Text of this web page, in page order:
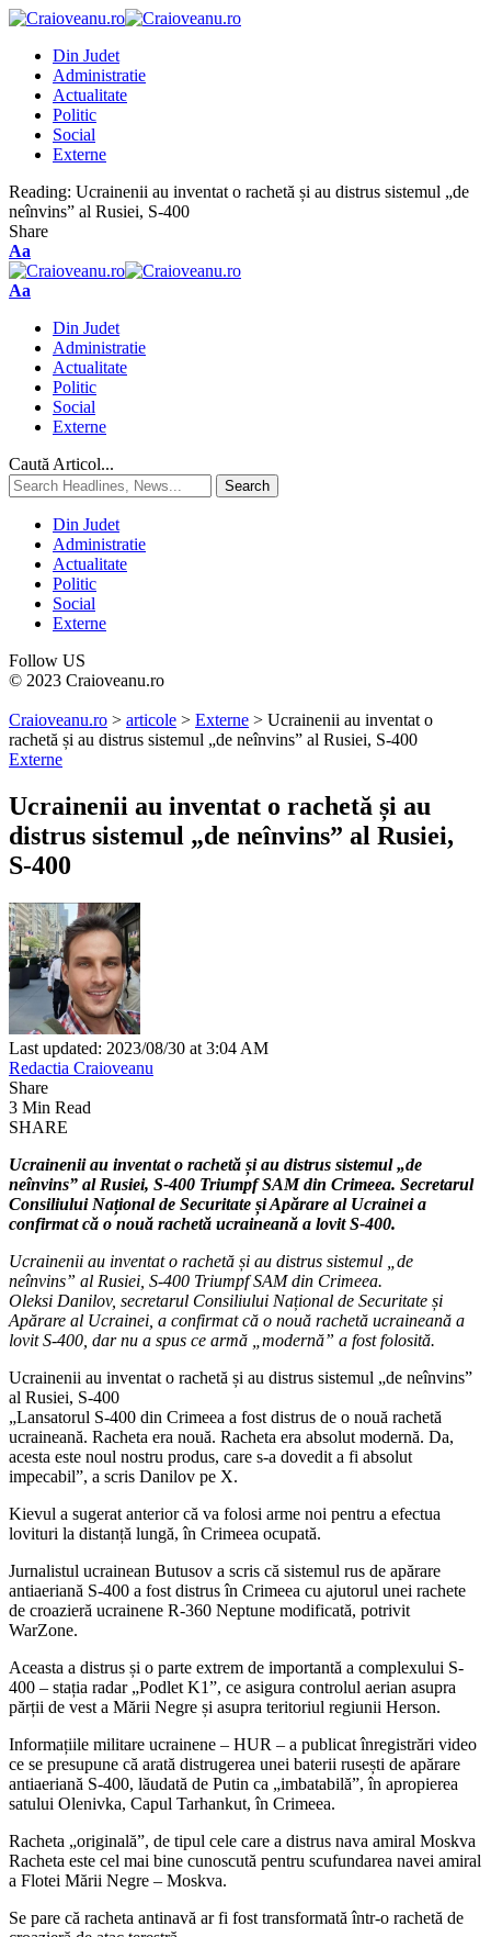
Din Judet
Administratie
Actualitate
Politic
Social
Externe
Reading: Ucrainenii au inventat o rachetă și au distrus sistemul „de
neînvins” al Rusiei, S-400
Share
Aa
Aa
Din Judet
Administratie
Actualitate
Politic
Social
Externe
Caută Articol...
Din Judet
Administratie
Actualitate
Politic
Social
Externe
Follow US
© 2023 Craioveanu.ro
Craioveanu.ro > articole > Externe > Ucrainenii au inventat o
rachetă și au distrus sistemul „de neînvins” al Rusiei, S-400
Externe
Ucrainenii au inventat o rachetă și au
distrus sistemul „de neînvins” al Rusiei,
S-400
Last updated: 2023/08/30 at 3:04 AM
Redactia Craioveanu
Share
3 Min Read
SHARE
Ucrainenii au inventat o rachetă și au distrus sistemul „de
neînvins” al Rusiei, S-400 Triumpf SAM din Crimeea. Secretarul
Consiliului Național de Securitate și Apărare al Ucrainei a
confirmat că o nouă rachetă ucraineană a lovit S-400.
Ucrainenii au inventat o rachetă și au distrus sistemul „de
neînvins” al Rusiei, S-400 Triumpf SAM din Crimeea.
Oleksi Danilov, secretarul Consiliului Național de Securitate și
Apărare al Ucrainei, a confirmat că o nouă rachetă ucraineană a
lovit S-400, dar nu a spus ce armă „modernă” a fost folosită.
Ucrainenii au inventat o rachetă și au distrus sistemul „de neînvins”
al Rusiei, S-400
„Lansatorul S-400 din Crimeea a fost distrus de o nouă rachetă
ucraineană. Racheta era nouă. Racheta era absolut modernă. Da,
acesta este noul nostru produs, care s-a dovedit a fi absolut
impecabil”, a scris Danilov pe X.
Kievul a sugerat anterior că va folosi arme noi pentru a efectua
lovituri la distanță lungă, în Crimeea ocupată.
Jurnalistul ucrainean Butusov a scris că sistemul rus de apărare
antiaeriană S-400 a fost distrus în Crimeea cu ajutorul unei rachete
de croazieră ucrainene R-360 Neptune modificată, potrivit
WarZone.
Aceasta a distrus și o parte extrem de importantă a complexului S-
400 – stația radar „Podlet K1”, ce asigura controlul aerian asupra
părții de vest a Mării Negre și asupra teritoriul regiunii Herson.
Informațiile militare ucrainene – HUR – a publicat înregistrări video
ce se presupune că arată distrugerea unei baterii rusești de apărare
antiaeriană S-400, lăudată de Putin ca „imbatabilă”, în apropierea
satului Olenivka, Capul Tarhankut, în Crimeea.
Racheta „originală”, de tipul cele care a distrus nava amiral Moskva
Racheta este cel mai bine cunoscută pentru scufundarea navei amiral
a Flotei Mării Negre – Moskva.
Se pare că racheta antinavă ar fi fost transformată într-o rachetă de